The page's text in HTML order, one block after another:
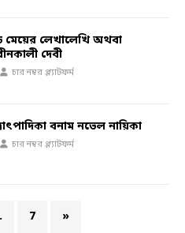
মেয়ের লেখালেখি অথবা
দেবী
চার নম্বর প্ল্যাটফর্ম
বনাম নভেল নায়িকা
চার নম্বর প্ল্যাটফর্ম
7 »